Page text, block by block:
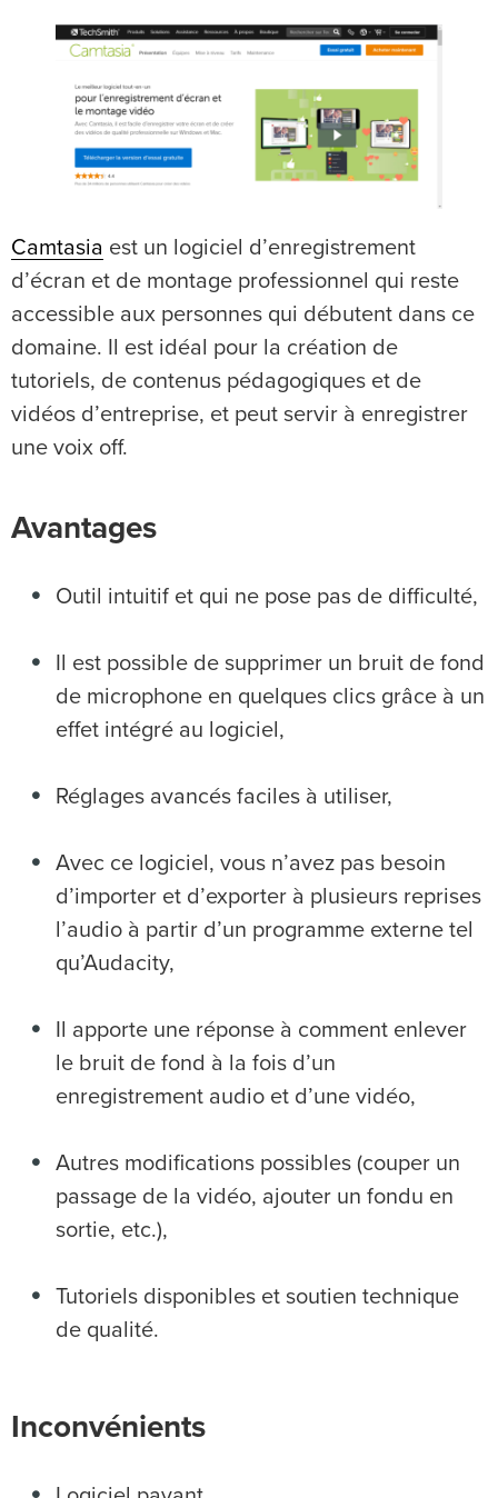
Camtasia est un logiciel d’enregistrement
d’écran et de montage professionnel qui reste
accessible aux personnes qui débutent dans ce
domaine. Il est idéal pour la création de
tutoriels, de contenus pédagogiques et de
vidéos d’entreprise, et peut servir à enregistrer
une voix off.
Avantages
Outil intuitif et qui ne pose pas de difficulté,
Il est possible de supprimer un bruit de fond
de microphone en quelques clics grâce à un
effet intégré au logiciel,
Réglages avancés faciles à utiliser,
Avec ce logiciel, vous n’avez pas besoin
d’importer et d’exporter à plusieurs reprises
l’audio à partir d’un programme externe tel
qu’Audacity,
Il apporte une réponse à comment enlever
le bruit de fond à la fois d’un
enregistrement audio et d’une vidéo,
Autres modifications possibles (couper un
passage de la vidéo, ajouter un fondu en
sortie, etc.),
Tutoriels disponibles et soutien technique
de qualité.
Inconvénients